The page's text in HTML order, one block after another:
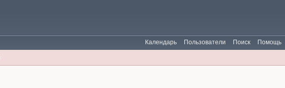
Помощь
Поиск
Пользователи
Календарь